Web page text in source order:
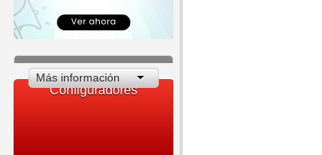
Configuradores
Más información